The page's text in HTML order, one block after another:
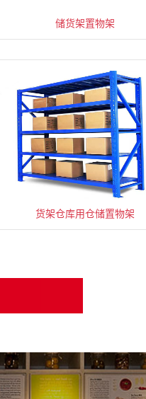
储货架置物架
货架仓库用仓储置物架
超市零食储物架快递货物架